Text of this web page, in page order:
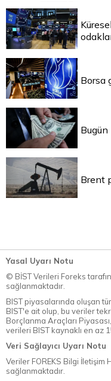
Borsa
Brent
Yasal Uyarı Notu
© BİST Verileri Foreks
sağlanmaktadır.
BIST piyasalarında oluşan
BIST'e ait olup, bu veriler
Borçlanma Araçları
verileri BIST kaynaklı en az
Veri Sağlayıcı Uyarı Notu
Veriler FOREKS Bilgi İletişim
sağlanmaktadır.